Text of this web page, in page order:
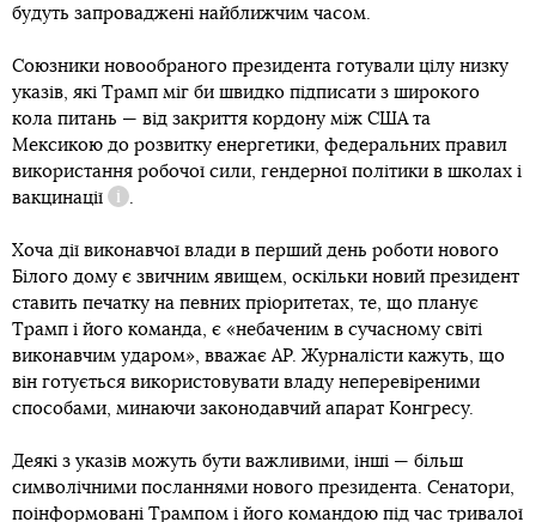
будуть запроваджені найближчим часом.
Союзники новообраного президента готували цілу низку
указів, які Трамп міг би швидко підписати з широкого
кола питань — від закриття кордону між США та
Мексикою до розвитку енергетики, федеральних правил
використання робочої сили, гендерної політики в школах і
вакцинації
Довідка
.
Хоча дії виконавчої влади в перший день роботи нового
Білого дому є звичним явищем, оскільки новий президент
ставить печатку на певних пріоритетах, те, що планує
Трамп і його команда, є «небаченим в сучасному світі
виконавчим ударом», вважає AP. Журналісти кажуть, що
він готується використовувати владу неперевіреними
способами, минаючи законодавчий апарат Конгресу.
Деякі з указів можуть бути важливими, інші — більш
символічними посланнями нового президента. Сенатори,
поінформовані Трампом і його командою під час тривалої